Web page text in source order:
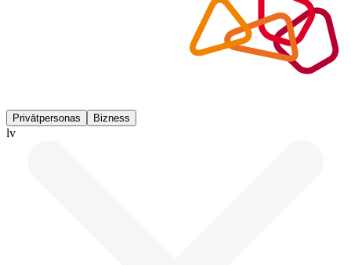
Privātpersonas Bizness
lv